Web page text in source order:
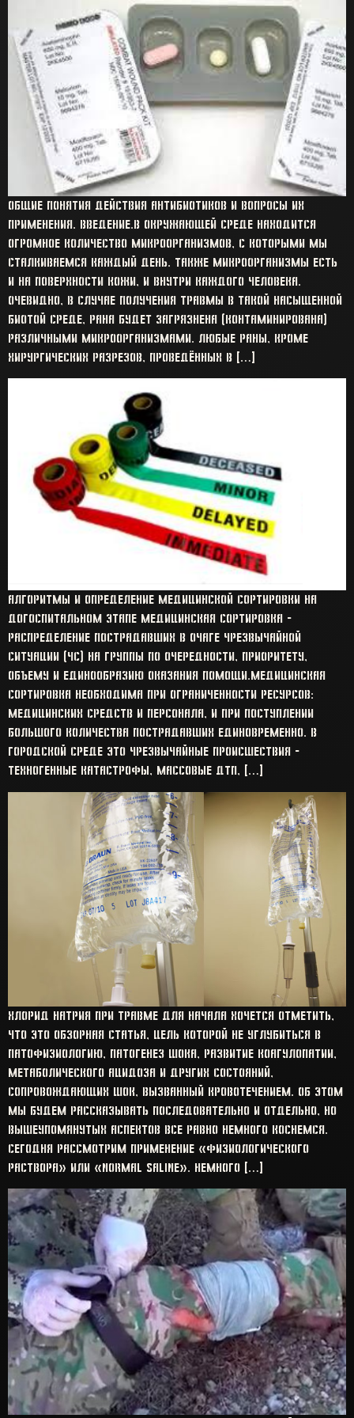
Общие понятия действия антибиотиков и вопросы их
применения. Введение.В окружающей среде находится
огромное количество микроорганизмов, с которыми мы
сталкиваемся каждый день. Также микроорганизмы есть
и на поверхности кожи, и внутри каждого человека.
Очевидно, в случае получения травмы в такой насыщенной
биотой среде, рана будет загрязнена (контаминирована)
различными микроорганизмами. Любые раны, кроме
хирургических разрезов, проведённых в […]
Алгоритмы и определение медицинской сортировки на
догоспитальном этапе Медицинская сортировка –
распределение пострадавших в очаге чрезвычайной
ситуации (ЧС) на группы по очередности, приоритету,
объему и единообразию оказания помощи.Медицинская
сортировка необходима при ограниченности ресурсов:
медицинских средств и персонала, и при поступлении
большого количества пострадавших единовременно. В
городской среде это чрезвычайные происшествия –
техногенные катастрофы, массовые ДТП, […]
Хлорид натрия при травме Для начала хочется отметить,
что это обзорная статья, цель которой не углубиться в
патофизиологию, патогенез шока, развитие коагулопатии,
метаболического ацидоза и других состояний,
сопровождающих шок, вызванный кровотечением. Об этом
мы будем рассказывать последовательно и отдельно, но
вышеупомянутых аспектов все равно немного коснемся.
Сегодня рассмотрим применение «Физиологического
раствора» или «Normal Saline». Немного […]